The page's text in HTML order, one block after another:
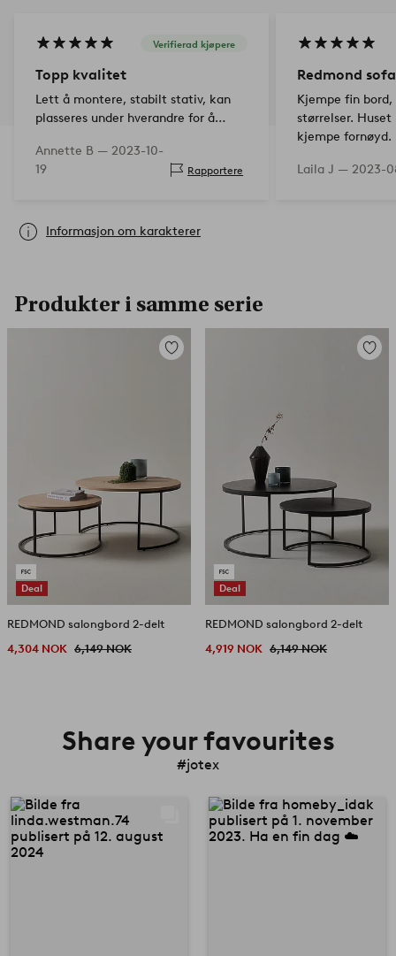
Verifierad kjøpere
Topp kvalitet
Lett å montere, stabilt stativ, kan
plasseres under hverandre for å
Annette B — 2023-10-
19
Rapportere
Redmond
Kjempe fin
størrelser.
kjempe fornøyd.
Laila J — 2023-
Informasjon om karakterer
Produkter i samme serie
Deal
Legg
REDMOND salongbord 2-delt
4,304 NOK 6,149 NOK
Deal
Legg
REDMOND salongbord 2-delt
4,919 NOK 6,149 NOK
Share your favourites
#jotex